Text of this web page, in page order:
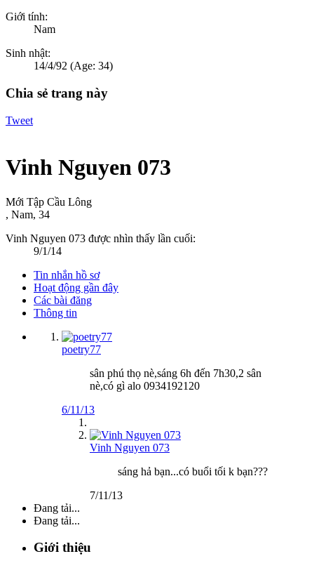
Giới tính:
Nam
Sinh nhật:
14/4/92 (Age: 34)
Chia sẻ trang này
Tweet
Vinh Nguyen 073
Mới Tập Cầu Lông
, Nam, 34
Vinh Nguyen 073 được nhìn thấy lần cuối:
9/1/14
Tin nhắn hồ sơ
Hoạt động gần đây
Các bài đăng
Thông tin
poetry77
sân phú thọ nè,sáng 6h đến 7h30,2 sân
nè,có gì alo 0934192120
6/11/13
Vinh Nguyen 073
sáng hả bạn...có buổi tối k bạn???
7/11/13
Đang tải...
Đang tải...
Giới thiệu